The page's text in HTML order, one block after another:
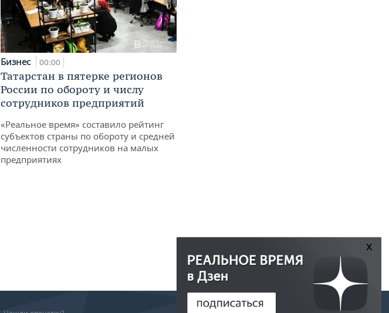
Бизнес 00:00
Татарстан в пятерке регионов
России по обороту и числу
сотрудников предприятий
«Реальное время» составило рейтинг
субъектов страны по обороту и средней
численности сотрудников на малых
предприятиях
x